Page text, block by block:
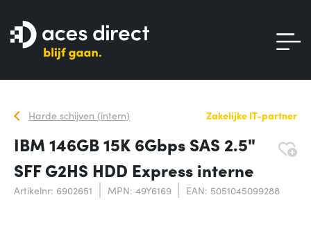
Harde schijven (intern) Zakelijke IT-partner
IBM 146GB 15K 6Gbps SAS 2.5"
SFF G2HS HDD Express interne
Artikelnr: 6902651 MPN: 49Y6169 EAN: 5051045099288